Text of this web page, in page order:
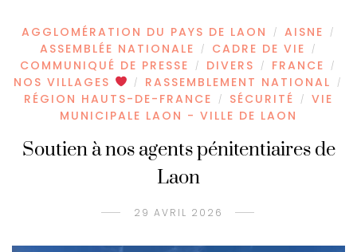
AGGLOMÉRATION DU PAYS DE LAON / AISNE /
ASSEMBLÉE NATIONALE / CADRE DE VIE /
COMMUNIQUÉ DE PRESSE / DIVERS / FRANCE /
NOS VILLAGES / RASSEMBLEMENT NATIONAL /
RÉGION HAUTS-DE-FRANCE / SÉCURITÉ /
VIE
MUNICIPALE LAON - VILLE DE LAON
Soutien à nos agents pénitentiaires de
Laon
29 AVRIL 2026